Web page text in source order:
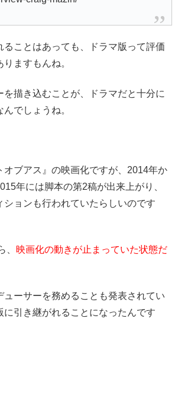
ることはあっても、ドラマ版って評価
ますもんね。
を描き込むことが、ドラマだと十分に
でしょうね。
オブアス』の映画化ですが、2014年か
年には脚本の第2稿が出来上がり、
ションも行われていたらしいのです
、 映画化の動きが止まっていた状態だ
ューサーを務めることも発表されてい
に引き継がれることになったんです